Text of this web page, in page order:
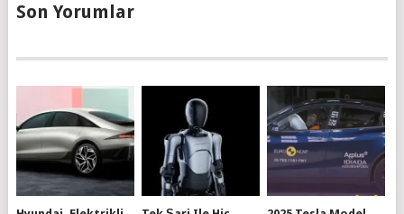
Son Yorumlar